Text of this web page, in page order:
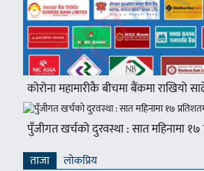
कोरोना महामारीकै बीचमा बैंकमा राखियो
पुँजीगत खर्चको दुरवस्था : सात महिनामा १७
ताजा लाेकप्रिय